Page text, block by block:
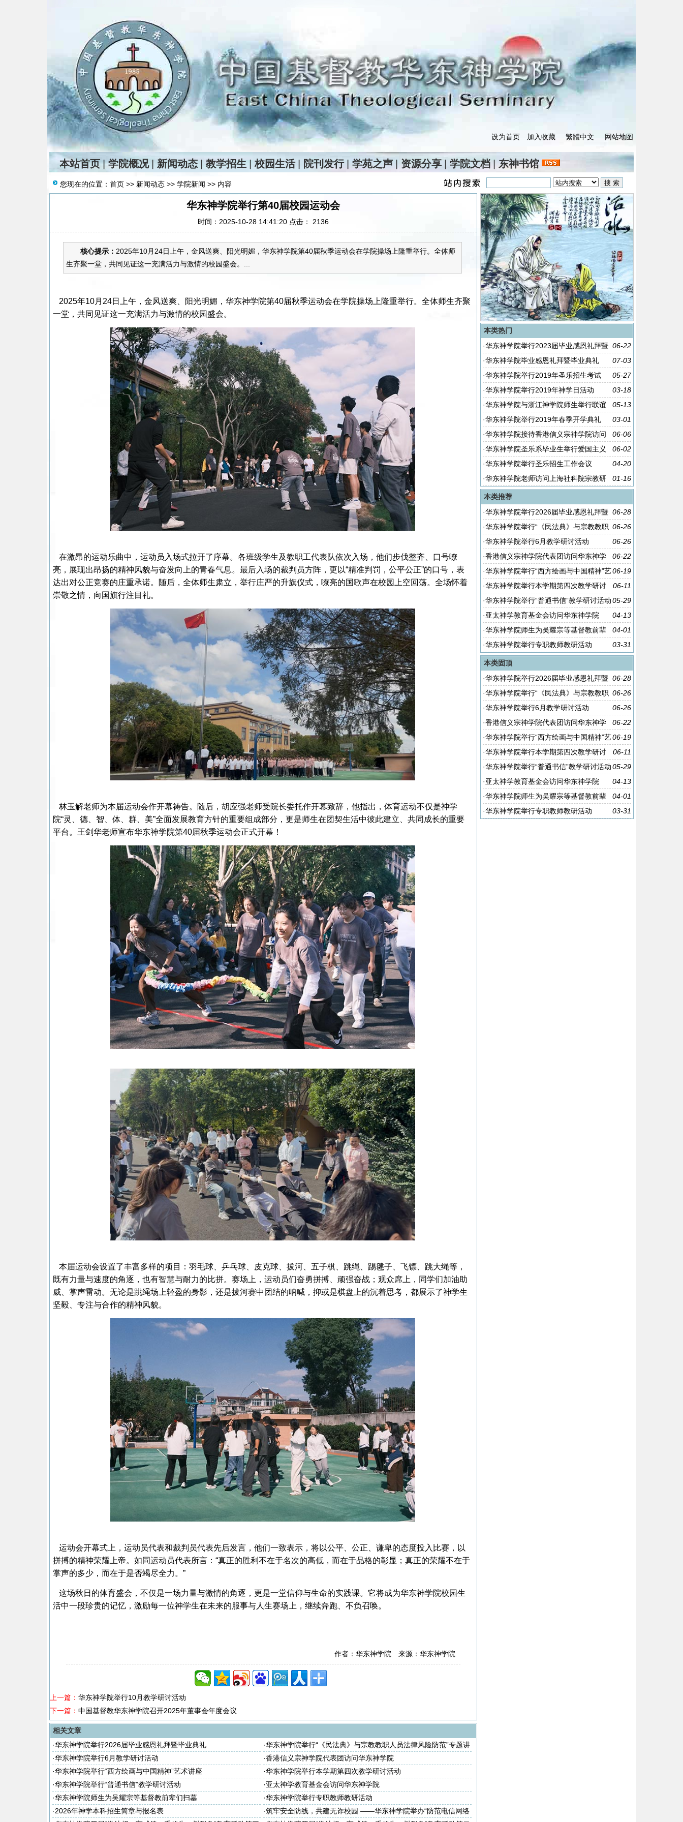
设为首页 加入收藏 繁體中文 网站地图
本站首页 |学院概况 新闻动态 教学招生 校园生活 院刊发行 学苑之声 资源分享 学院文档 东神书馆
您现在的位置： 首页 >> 新闻动态 >> 学院新闻 >> 内容
华东神学院举行第40届校园运动会
时间：2025-10-28 14:41:20 点击： 2136
核心提示： 2025年10月24日上午，金风送爽、阳光明媚，华东神学院第40届秋季运动会在学院操场上隆重举行。全体师
生齐聚一堂，共同见证这一充满活力与激情的校园盛会。...
2025年10月24日上午，金风送爽、阳光明媚，华东神学院第40届秋季运动会在学院操场上隆重举行。全体师生齐聚
一堂，共同见证这一充满活力与激情的校园盛会。
在激昂的运动乐曲中，运动员入场式拉开了序幕。各班级学生及教职工代表队依次入场，他们步伐整齐、口号嘹
亮，展现出昂扬的精神风貌与奋发向上的青春气息。最后入场的裁判员方阵，更以“精准判罚，公平公正”的口号，表
达出对公正竞赛的庄重承诺。随后，全体师生肃立，举行庄严的升旗仪式，嘹亮的国歌声在校园上空回荡。全场怀着
崇敬之情，向国旗行注目礼。
林玉解老师为本届运动会作开幕祷告。随后，胡应强老师受院长委托作开幕致辞，他指出，体育运动不仅是神学
院“灵、德、智、体、群、美”全面发展教育方针的重要组成部分，更是师生在团契生活中彼此建立、共同成长的重要
平台。王剑华老师宣布华东神学院第40届秋季运动会正式开幕！
本届运动会设置了丰富多样的项目：羽毛球、乒乓球、皮克球、拔河、五子棋、跳绳、踢毽子、飞镖、跳大绳等，
既有力量与速度的角逐，也有智慧与耐力的比拼。赛场上，运动员们奋勇拼搏、顽强奋战；观众席上，同学们加油助
威、掌声雷动。无论是跳绳场上轻盈的身影，还是拔河赛中团结的呐喊，抑或是棋盘上的沉着思考，都展示了神学生
坚毅、专注与合作的精神风貌。
运动会开幕式上，运动员代表和裁判员代表先后发言，他们一致表示，将以公平、公正、谦卑的态度投入比赛，以
拼搏的精神荣耀上帝。如同运动员代表所言：“真正的胜利不在于名次的高低，而在于品格的彰显；真正的荣耀不在于
掌声的多少，而在于是否竭尽全力。”
这场秋日的体育盛会，不仅是一场力量与激情的角逐，更是一堂信仰与生命的实践课。它将成为华东神学院校园生
活中一段珍贵的记忆，激励每一位神学生在未来的服事与人生赛场上，继续奔跑、不负召唤。
作者：华东神学院 来源：华东神学院
上一篇： 华东神学院举行10月教学研讨活动
下一篇： 中国基督教华东神学院召开2025年董事会年度会议
相关文章
·华东神学院举行2026届毕业感恩礼拜暨毕业典礼 ·华东神学院举行“《民法典》与宗教教职人员法律风险防范”专题讲
座
·华东神学院举行6月教学研讨活动 ·香港信义宗神学院代表团访问华东神学院
·华东神学院举行“西方绘画与中国精神”艺术讲座 ·华东神学院举行本学期第四次教学研讨活动
·华东神学院举行“普通书信”教学研讨活动 ·亚太神学教育基金会访问华东神学院
·华东神学院师生为吴耀宗等基督教前辈们扫墓 ·华东神学院举行专职教师教研活动
·2026年神学本科招生简章与报名表 ·筑牢安全防线，共建无诈校园 ——华东神学院举办“防范电信⽹络
本类热门
06-22
·华东神学院举行2023届毕业感恩礼拜暨
毕业典礼
07-03
·华东神学院毕业感恩礼拜暨毕业典礼
05-27
·华东神学院举行2019年圣乐招生考试
03-18
·华东神学院举行2019年神学日活动
05-13
·华东神学院与浙江神学院师生举行联谊
活动
03-01
·华东神学院举行2019年春季开学典礼
06-06
·华东神学院接待香港信义宗神学院访问
团
06-02
·华东神学院圣乐系毕业生举行爱国主义
教育活动
04-20
·华东神学院举行圣乐招生工作会议
01-16
·华东神学院老师访问上海社科院宗教研
究所
本类推荐
06-28
·华东神学院举行2026届毕业感恩礼拜暨
毕业典礼
06-26
·华东神学院举行“《民法典》与宗教教职
人员法律风险防范”专题讲座
06-26
·华东神学院举行6月教学研讨活动
06-22
·香港信义宗神学院代表团访问华东神学
院
06-19
·华东神学院举行“西方绘画与中国精神”艺
术讲座
06-11
·华东神学院举行本学期第四次教学研讨
活动
05-29
·华东神学院举行“普通书信”教学研讨活动
04-13
·亚太神学教育基金会访问华东神学院
04-01
·华东神学院师生为吴耀宗等基督教前辈
们扫墓
03-31
·华东神学院举行专职教师教研活动
本类固顶
06-28
·华东神学院举行2026届毕业感恩礼拜暨
毕业典礼
06-26
·华东神学院举行“《民法典》与宗教教职
人员法律风险防范”专题讲座
06-26
·华东神学院举行6月教学研讨活动
06-22
·香港信义宗神学院代表团访问华东神学
院
06-19
·华东神学院举行“西方绘画与中国精神”艺
术讲座
06-11
·华东神学院举行本学期第四次教学研讨
活动
05-29
·华东神学院举行“普通书信”教学研讨活动
04-13
·亚太神学教育基金会访问华东神学院
04-01
·华东神学院师生为吴耀宗等基督教前辈
们扫墓
03-31
·华东神学院举行专职教师教研活动